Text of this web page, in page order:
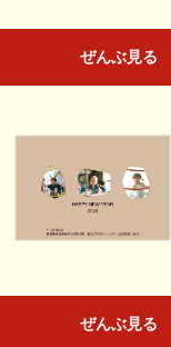
ぜんぶ見る
ぜんぶ見る